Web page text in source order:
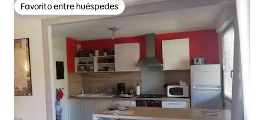
Favorito entre huéspedes
Favorito entre huéspedes